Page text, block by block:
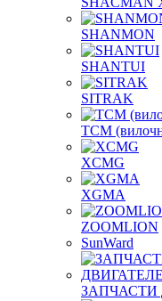
SHANMON
SHANTUI
SITRAK
TCM
XCMG
XGMA
ZOOMLION
SunWard
ЗАПЧАСТИ